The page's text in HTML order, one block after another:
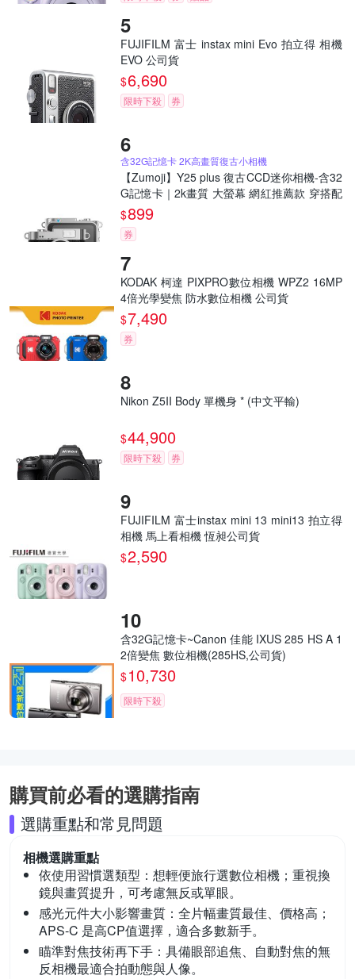
FUJIFILM 富士 instax mini Evo 拍立得 相機
EVO 公司貨
$6,690
限時下殺 券
含32G記憶卡 2K高畫質復古小相機
【Zumoji】Y25 plus 復古CCD迷你相機-含32
G記憶卡｜2k畫質 大螢幕 網紅推薦款 穿搭配
件 聖誕禮物
$899
券
KODAK 柯達 PIXPRO數位相機 WPZ2 16MP
4倍光學變焦 防水數位相機 公司貨
$7,490
券
Nikon Z5II Body 單機身 * (中文平輸)
$44,900
限時下殺 券
FUJIFILM 富士instax mini 13 mini13 拍立得
相機 馬上看相機 恆昶公司貨
$2,590
含32G記憶卡~Canon 佳能 IXUS 285 HS A 1
2倍變焦 數位相機(285HS,公司貨)
$10,730
限時下殺
購買前必看的選購指南
選購重點和常見問題
相機選購重點
依使用習慣選類型： 想輕便旅行選數位相機；重視換
鏡與畫質提升，可考慮無反或單眼。
感光元件大小影響畫質： 全片幅畫質最佳、價格高；
APS-C 是高CP值選擇，適合多數新手。
瞄準對焦技術再下手： 具備眼部追焦、自動對焦的無
反相機最適合拍動態與人像。